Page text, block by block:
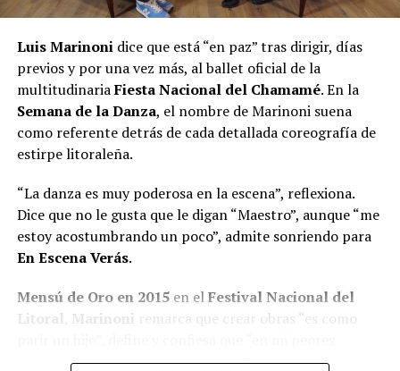
Luis Marinonidice que está “en paz” tras dirigir, días
previos y por una vez más, al ballet oficial de la
multitudinariaFiesta Nacional del Chamamé. En la
Semana de la Danza, el nombre de Marinoni suena
como referente detrás de cada detallada coreografía de
estirpe litoraleña.
“La danza es muy poderosa en la escena”, reflexiona.
Dice que no le gusta que le digan “Maestro”, aunque “me
estoy acostumbrando un poco”, admite sonriendo para
En Escena Verás.
Mensú de Oro en 2015en elFestival Nacional del
Litoral Marinoni remarca que crear obras “es como
momentos saqué las mejores obras”.